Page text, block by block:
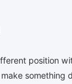
position
something